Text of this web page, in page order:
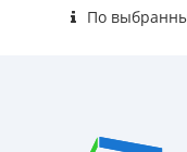
По